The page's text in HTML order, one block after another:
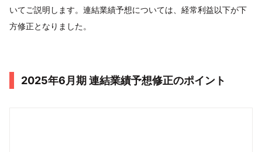
いてご説明します。連結業績予想については、経常利益以下が下
方修正となりました。
2025年6月期 連結業績予想修正のポイント